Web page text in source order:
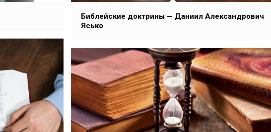
Библейские доктрины — Даниил Александрович
Ясько